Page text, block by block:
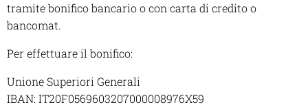
tramite bonifico bancario o con carta di credito o
bancomat.
Per effettuare il bonifico:
Unione Superiori Generali
IBAN: IT20F0569603207000008976X59